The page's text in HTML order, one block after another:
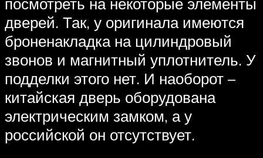
дверей. Так, у оригинала имеются
броненакладка на цилиндровый
звонов и магнитный уплотнитель. У
подделки этого нет. И наоборот –
китайская дверь оборудована
электрическим замком, а у
российской он отсутствует.